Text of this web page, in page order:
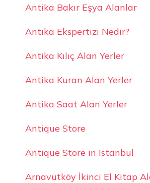
Antika Bakır Eşya Alanlar
Antika Ekspertizi Nedir?
Antika Kılıç Alan Yerler
Antika Kuran Alan Yerler
Antika Saat Alan Yerler
Antique Store
Antique Store in Istanbul
Arnavutköy İkinci El Kitap